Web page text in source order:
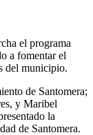
el programa
a fomentar el
del municipio.
de Santomera;
y Maribel
la
de Santomera.